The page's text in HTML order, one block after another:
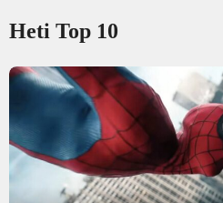
Heti Top 10